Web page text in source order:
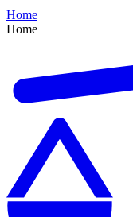
Home
Home